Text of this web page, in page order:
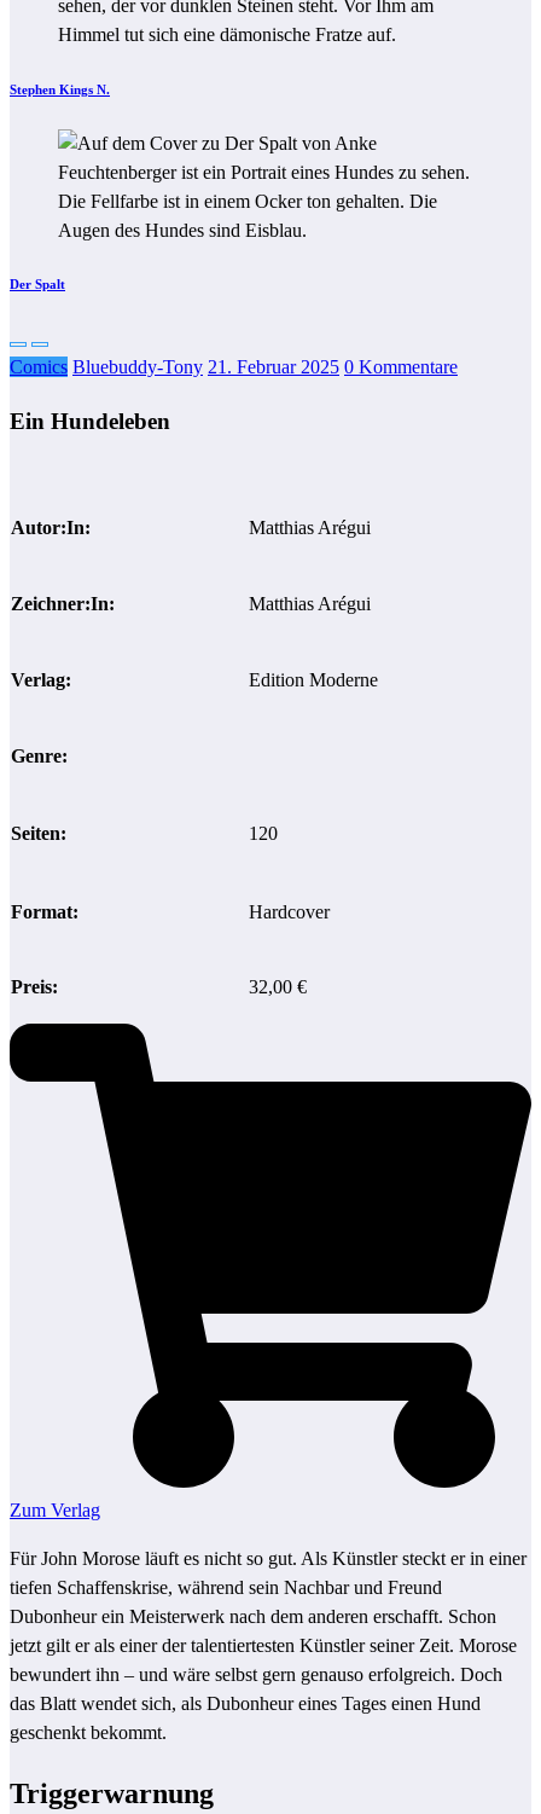
Stephen Kings N.
Der Spalt
Comics Bluebuddy-Tony 21. Februar 2025 0 Kommentare
Ein Hundeleben
Autor:In: Matthias Arégui
Zeichner:In: Matthias Arégui
Verlag: Edition Moderne
Genre:
Seiten: 120
Format: Hardcover
Preis: 32,00 €
Zum Verlag
Für John Morose läuft es nicht so gut. Als Künstler steckt er in einer
tiefen Schaffenskrise, während sein Nachbar und Freund
Dubonheur ein Meisterwerk nach dem anderen erschafft. Schon
jetzt gilt er als einer der talentiertesten Künstler seiner Zeit. Morose
bewundert ihn – und wäre selbst gern genauso erfolgreich. Doch
das Blatt wendet sich, als Dubonheur eines Tages einen Hund
geschenkt bekommt.
Triggerwarnung